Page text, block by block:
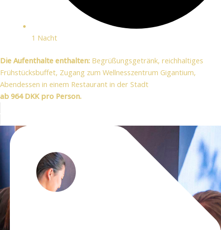
1 Nacht
Die Aufenthalte enthalten: Begrüßungsgetränk, reichhaltiges
Frühstücksbuffet, Zugang zum Wellnesszentrum Gigantium,
Abendessen in einem Restaurant in der Stadt
ab 964 DKK pro Person.